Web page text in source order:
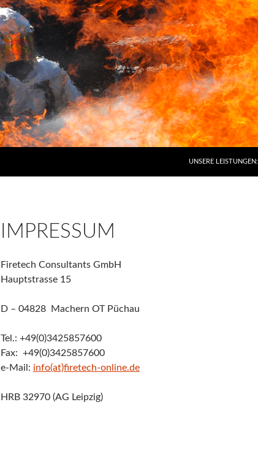
UNSERE LEISTUNGEN:
IMPRESSUM
Firetech Consultants GmbH
Hauptstrasse 15
D – 04828 Machern OT Püchau
Tel.: +49(0)3425857600
Fax: +49(0)3425857600
e-Mail: info(at)firetech-online.de
HRB 32970 (AG Leipzig)